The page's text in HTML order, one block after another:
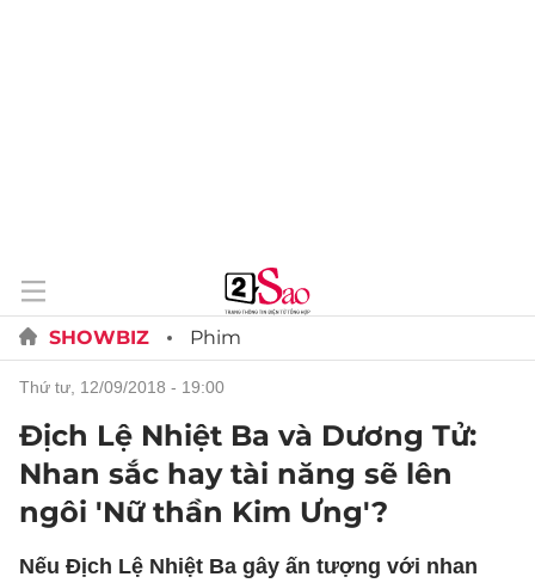
SHOWBIZ Phim
thứ tư, 12/09/2018 - 19:00
Địch Lệ Nhiệt Ba và Dương Tử:
Nhan sắc hay tài năng sẽ lên
ngôi 'Nữ thần Kim Ưng'?
Nếu Địch Lệ Nhiệt Ba gây ấn tượng với nhan